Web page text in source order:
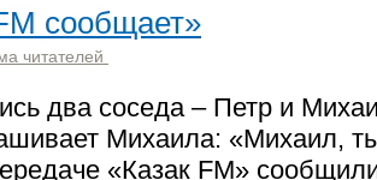
сообщает»
читателей
два соседа – Петр и
Михаила: «Михаил,
«Казак FM»